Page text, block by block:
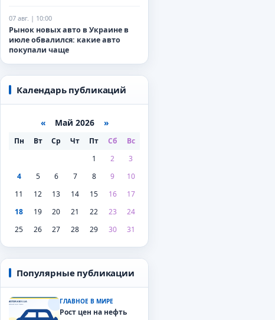
07 авг. | 10:00
Рынок новых авто в Украине в
июле обвалился: какие авто
покупали чаще
Календарь публикаций
«Май 2026 »
Пн Вт Ср Чт Пт Сб
Вс
1
2
3
4
5 6 7 8 9
10
11
12 13 14 15 16
17
18
19 20 21 22 23
24
25
26 27 28 29 30 31
Популярные публикации
ГЛАВНОЕ В МИРЕ
Рост цен на нефть